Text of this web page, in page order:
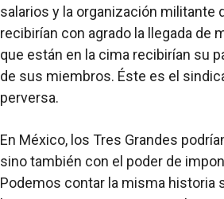
salarios y la organización militante
recibirían con agrado la llegada de
que están en la cima recibirían su
de sus miembros. Éste es el
perversa.
En México, los Tres Grandes
sino también con el poder de
Podemos contar la misma historia